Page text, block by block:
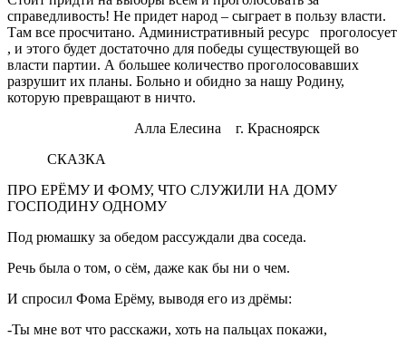
справедливость! Не придет народ – сыграет в пользу власти.
Там все просчитано. Административный ресурс проголосует
, и этого будет достаточно для победы существующей во
власти партии. А большее количество проголосовавших
разрушит их планы. Больно и обидно за нашу Родину,
которую превращают в ничто.
Алла Елесина г. Красноярск
СКАЗКА
ПРО ЕРЁМУ И ФОМУ, ЧТО СЛУЖИЛИ НА ДОМУ
ГОСПОДИНУ ОДНОМУ
Под рюмашку за обедом рассуждали два соседа.
Речь была о том, о сём, даже как бы ни о чем.
И спросил Фома Ерёму, выводя его из дрёмы:
-Ты мне вот что расскажи, хоть на пальцах покажи,